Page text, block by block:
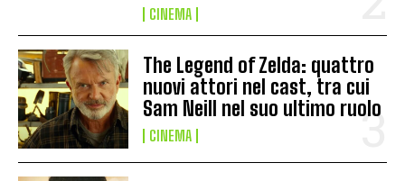
CINEMA
The Legend of Zelda: quattro
nuovi attori nel cast, tra cui
Sam Neill nel suo ultimo ruolo
CINEMA